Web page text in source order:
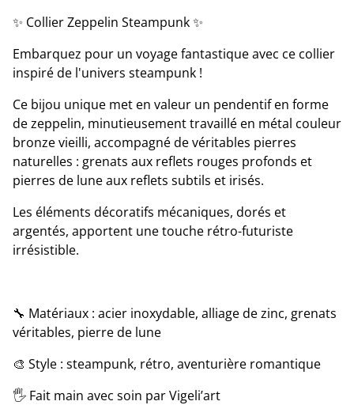
✨ Collier Zeppelin Steampunk ✨
Embarquez pour un voyage fantastique avec ce collier
inspiré de l'univers steampunk !
Ce bijou unique met en valeur un pendentif en forme
de zeppelin, minutieusement travaillé en métal couleur
bronze vieilli, accompagné de véritables pierres
naturelles : grenats aux reflets rouges profonds et
pierres de lune aux reflets subtils et irisés.
Les éléments décoratifs mécaniques, dorés et
argentés, apportent une touche rétro-futuriste
irrésistible.
🔧 Matériaux : acier inoxydable, alliage de zinc, grenats
véritables, pierre de lune
🎨 Style : steampunk, rétro, aventurière romantique
🖐️ Fait main avec soin par Vigeli’art